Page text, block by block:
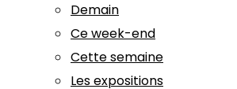
Demain
Ce week-end
Cette semaine
Les expositions